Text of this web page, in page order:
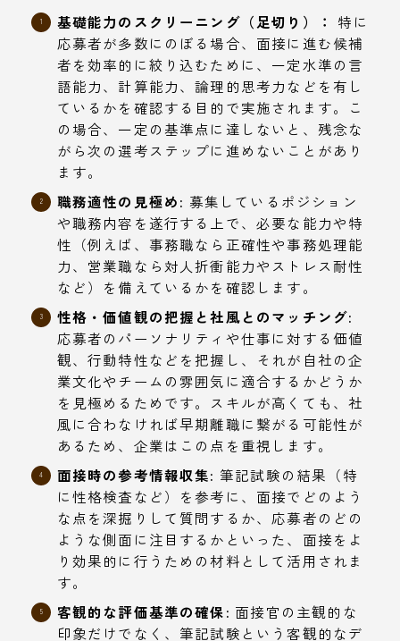
基礎能力のスクリーニング（足切り）：
特に
応募者が多数にのぼる場合、面接に進む候補
者を効率的に絞り込むために、一定水準の言
語能力、計算能力、論理的思考力などを有し
ているかを確認する目的で実施されます。こ
の場合、一定の基準点に達しないと、残念な
がら次の選考ステップに進めないことがあり
ます。
職務適性の見極め: 募集しているポジション
や職務内容を遂行する上で、必要な能力や特
性（例えば、事務職なら正確性や事務処理能
力、営業職なら対人折衝能力やストレス耐性
など）を備えているかを確認します。
性格・価値観の把握と社風とのマッチング:
応募者のパーソナリティや仕事に対する価値
観、行動特性などを把握し、それが自社の企
業文化やチームの雰囲気に適合するかどうか
を見極めるためです。スキルが高くても、社
風に合わなければ早期離職に繋がる可能性が
あるため、企業はこの点を重視します。
面接時の参考情報収集: 筆記試験の結果（特
に性格検査など）を参考に、面接でどのよう
な点を深掘りして質問するか、応募者のどの
ような側面に注目するかといった、面接をよ
り効果的に行うための材料として活用されま
す。
客観的な評価基準の確保: 面接官の主観的な
印象だけでなく、筆記試験という客観的なデ